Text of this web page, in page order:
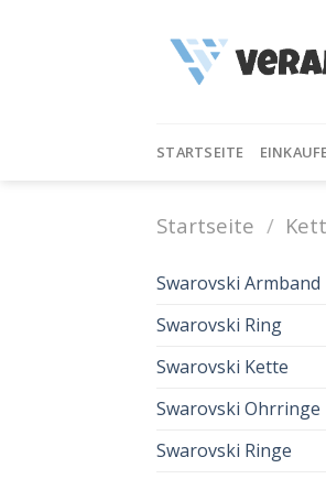
STARTSEITE
Startseite /
Swarovski Armband
Swarovski Ring
Swarovski Kette
Swarovski Ohrringe
Swarovski Ringe